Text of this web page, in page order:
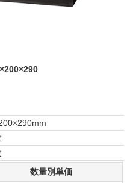
数量別単価